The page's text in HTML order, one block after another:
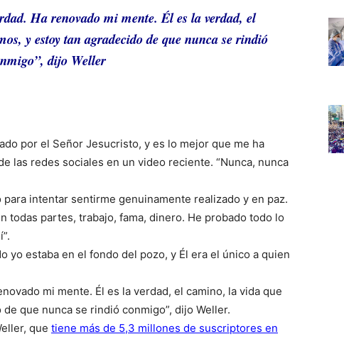
Ha renovado mi mente. Él es la verdad, el
y estoy tan agradecido de que nunca se rindió
dijo Weller
por el Señor Jesucristo, y es lo mejor que me ha
las redes sociales en un video reciente. “Nunca, nunca
intentar sentirme genuinamente realizado y en paz.
todas partes, trabajo, fama, dinero. He probado todo lo
yo estaba en el fondo del pozo, y Él era el único a quien
mi mente. Él es la verdad, el camino, la vida que
que nunca se rindió conmigo”, dijo Weller.
que tiene más de 5,3 millones de suscriptores en